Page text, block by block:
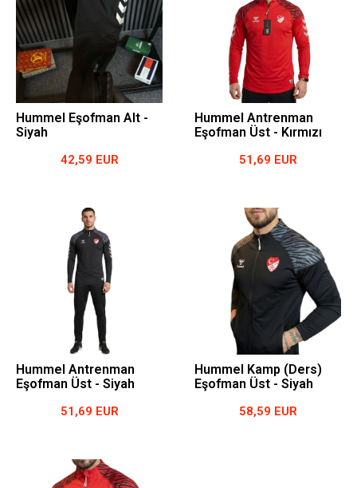
Hummel Eşofman Alt -
Siyah
42,59 EUR
Hummel Antrenman
Eşofman Üst - Kırmızı
51,69 EUR
Hummel Antrenman
Eşofman Üst - Siyah
51,69 EUR
Hummel Kamp (Ders)
Eşofman Üst - Siyah
58,59 EUR